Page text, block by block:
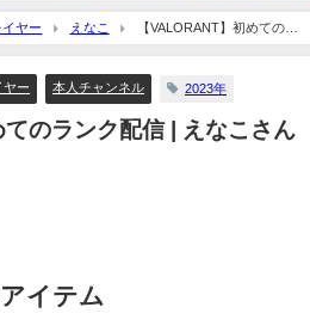
視聴できる♪ #菊地姫奈 Hina
Kikuchi（2023年12月15日） | 週
プレChannel【集英社 週刊プレイ
ボーイ公式】さんより
イヤー えなこ
【VALORANT】初めてのラ
ヤー 本人チャンネル 2023年
てのランク配信 | えなこさん
イテム